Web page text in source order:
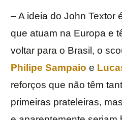
– A ideia do John Textor
que atuam na Europa e
voltar para o Brasil, o
Philipe Sampaio e
reforços que não têm
primeiras prateleiras,